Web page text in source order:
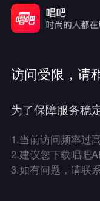
访问受限，请
为了保障服务稳
1.当前访问频率过
2.建议您下载唱吧
3.如有问题，请联